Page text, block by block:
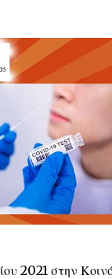
2021 στην